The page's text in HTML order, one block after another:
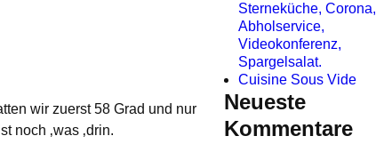
wir zuerst 58 Grad und nur
noch ‚was ‚drin.
Sterneküche, Corona,
Abholservice,
Videokonferenz,
Spargelsalat.
Cuisine Sous Vide
Neueste
Kommentare